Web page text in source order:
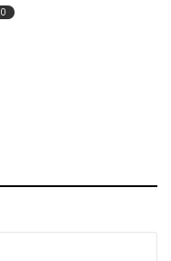
0